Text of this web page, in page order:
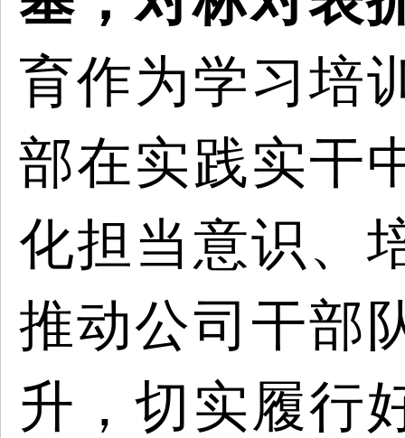
育作为学习培
部在实践实干
化担当意识、
推动公司干部
升，切实履行